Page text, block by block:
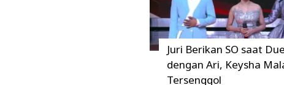
Juri Berikan SO saat
dengan Ari, Keysha
Tersenggol